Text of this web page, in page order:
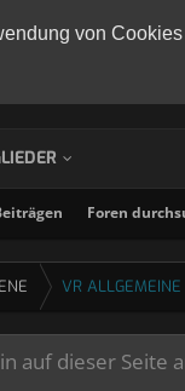
von
Foren
VR
auf dieser Seite